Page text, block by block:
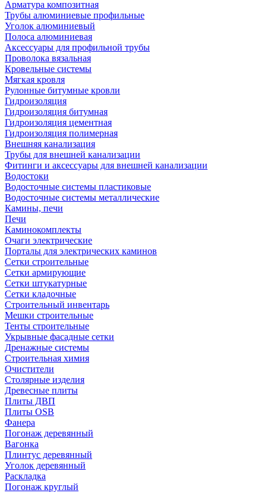
Арматура композитная
Трубы алюминиевые профильные
Уголок алюминиевый
Полоса алюминиевая
Аксессуары для профильной трубы
Проволока вязальная
Кровельные системы
Мягкая кровля
Рулонные битумные кровли
Гидроизоляция
Гидроизоляция битумная
Гидроизоляция цементная
Гидроизоляция полимерная
Внешняя канализация
Трубы для внешней канализации
Фитинги и аксессуары для внешней канализации
Водостоки
Водосточные системы пластиковые
Водосточные системы металлические
Камины, печи
Печи
Каминокомплекты
Очаги электрические
Порталы для электрических каминов
Сетки строительные
Сетки армирующие
Сетки штукатурные
Сетки кладочные
Строительный инвентарь
Мешки строительные
Тенты строительные
Укрывные фасадные сетки
Дренажные системы
Строительная химия
Очистители
Столярные изделия
Древесные плиты
Плиты ДВП
Плиты OSB
Фанера
Погонаж деревянный
Вагонка
Плинтус деревянный
Уголок деревянный
Раскладка
Погонаж круглый